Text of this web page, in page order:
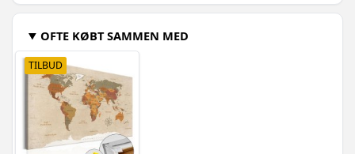
OFTE KØBT SAMMEN MED
TILBUD